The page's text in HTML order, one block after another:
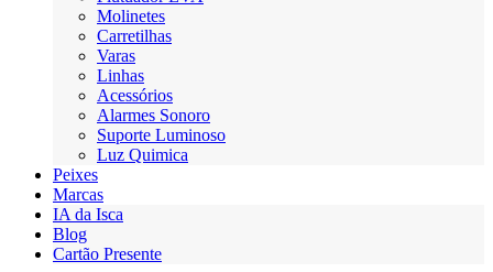
Molinetes
Carretilhas
Varas
Linhas
Acessórios
Alarmes Sonoro
Suporte Luminoso
Luz Quimica
Peixes
Marcas
IA da Isca
Blog
Cartão Presente